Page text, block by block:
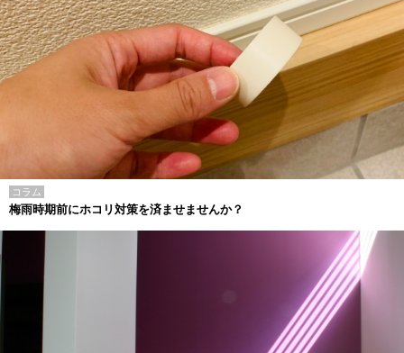
コラム
梅雨時期前にホコリ対策を済ませませんか？